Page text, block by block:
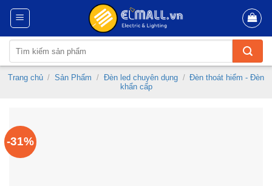
Skip
content
kiếm:
Trang chủ / Sản Phẩm / Đèn led chuyên dụng / Đèn thoát hiểm - Đèn
khẩn cấp
-31%